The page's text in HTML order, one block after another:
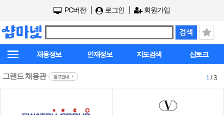
PC버전 로그인 회원가입
채용정보 인재정보 지도검색 샵토크
그랜드 채용관 광고안내 1/ 3